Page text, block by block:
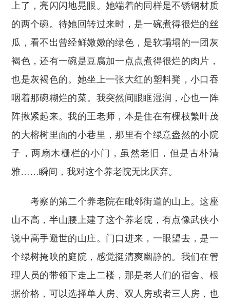
上了，亮闪闪地晃眼。她端着的同样是不锈钢材质
的两个碗。待她回转过来时，是一碗煮得很烂的丝
瓜，看不出曾经鲜嫩嫩的绿色，是软塌塌的一团灰
褐色，还有一碗是豆腐加一点点煮得很烂的肉片，
也是灰褐色的。她坐上一张大红的塑料凳，小口吞
咽着那碗糊烂的菜。我突然间眼眶湿润，心也一阵
阵揪紧起来。我的王老师，本是住在有棵枝繁叶茂
的大榕树里面的小巷里，那里有个绿意盎然的小院
子，两扇木栅栏的小门，虽然老旧，但是古朴清
雅……瞬间，我对这个养老院无比厌弃。
考察的第二个养老院在毗邻街道的山上。这座
山不高，半山腰上建了这个养老院，有点像武侠小
说中高手避世的山庄。门口进来，一眼望去，是一
个绿树掩映的庭院，感觉挺清爽幽静的。我们在管
理人员的带领下走上二楼，那是老人们的宿舍。根
据价格，可以选择单人房、双人房或者三人房，也